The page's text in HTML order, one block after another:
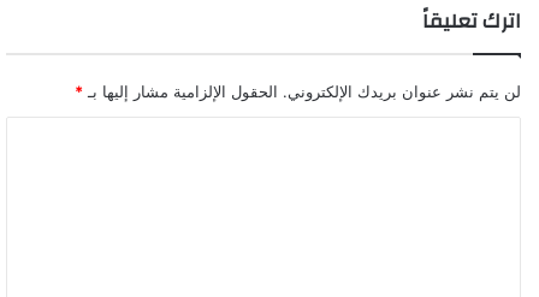
اترك تعليقاً
لن يتم نشر عنوان بريدك الإلكتروني. الحقول الإلزامية مشار إليها بـ *